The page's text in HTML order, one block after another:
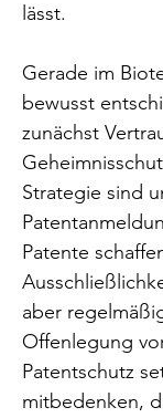
lässt.
Gerade im
bewusst
zunächst
Strategie sind
Patente
aber
Offenlegung
Patentschutz
mitbedenken,